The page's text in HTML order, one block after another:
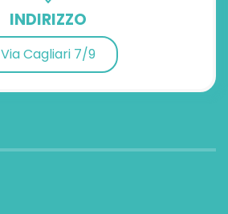
INDIRIZZO
Via Cagliari 7/9